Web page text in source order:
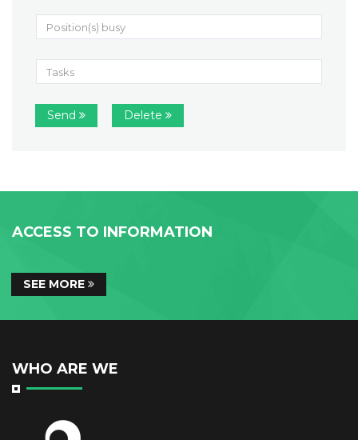
Send Delete
ACCESS TO INFORMATION
SEE MORE
WHO ARE WE